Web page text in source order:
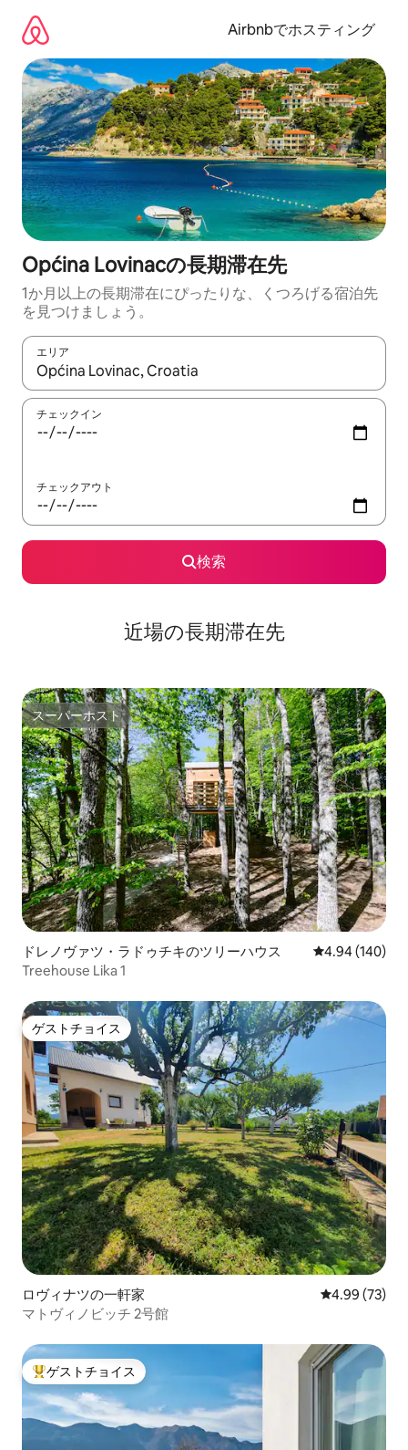
Airbnbでホスティング
Općina Lovinacの長期滞在先
1か月以上の長期滞在にぴったりな、くつろげる宿泊先
を見つけましょう。
エリア
検索結果が表示されたら、上下の矢印キーを使って移動するか
チェックイン
チェックアウト
検索
近場の長期滞在先
スーパーホスト
スーパーホスト
ドレノヴァツ・ラドゥチキのツリーハウス レビュー140
4.94 (140)
Treehouse Lika 1
ゲストチョイス
ゲストチョイス
ロヴィナツの一軒家 レビュー73
4.99 (73)
マトヴィノビッチ 2号館
大好評のゲストチョイスです。
ゲストチョイス